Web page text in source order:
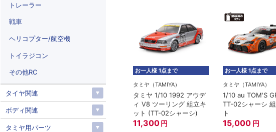
お一人様 1点まで
タミヤ（TAMIYA）
タミヤ 1/10 1992 アウデ
ィ V8 ツーリング 組立キ
ット (TT-02シャーシ)
11,300 円
お一人様 1点まで
タミヤ（TAMIYA）
1/10 au TOM'S
TT-02シャーシ
ト
15,000 円
トレーラー
戦車
ヘリコプター/航空機
トイラジコン
その他RC
タイヤ関連
ボディ関連
タミヤ用パーツ